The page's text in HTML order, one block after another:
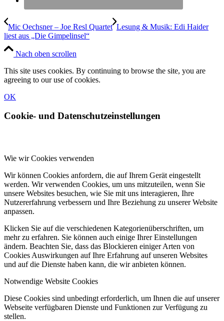
Mic Oechsner – Joe Resl Quartet Lesung & Musik: Edi Haider
liest aus „Die Gimpelinsel“
Nach oben scrollen
This site uses cookies. By continuing to browse the site, you are
agreeing to our use of cookies.
OK
Cookie- und Datenschutzeinstellungen
Wie wir Cookies verwenden
Wir können Cookies anfordern, die auf Ihrem Gerät eingestellt
werden. Wir verwenden Cookies, um uns mitzuteilen, wenn Sie
unsere Websites besuchen, wie Sie mit uns interagieren, Ihre
Nutzererfahrung verbessern und Ihre Beziehung zu unserer Website
anpassen.
Klicken Sie auf die verschiedenen Kategorienüberschriften, um
mehr zu erfahren. Sie können auch einige Ihrer Einstellungen
ändern. Beachten Sie, dass das Blockieren einiger Arten von
Cookies Auswirkungen auf Ihre Erfahrung auf unseren Websites
und auf die Dienste haben kann, die wir anbieten können.
Notwendige Website Cookies
Diese Cookies sind unbedingt erforderlich, um Ihnen die auf unserer
Webseite verfügbaren Dienste und Funktionen zur Verfügung zu
stellen.